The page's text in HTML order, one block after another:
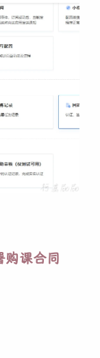
购课合同